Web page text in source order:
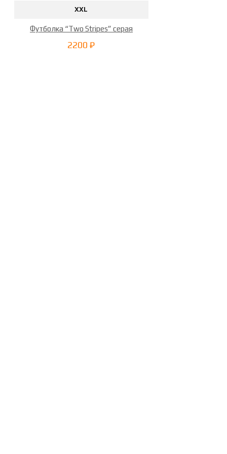
Шапка Übermensch blue
Шапка Übermensch чёрная
XXL
Футболка “Two Stripes” серая
2200 ₽